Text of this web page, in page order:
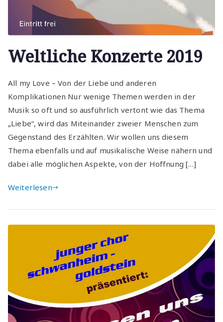
Weltliche Konzerte 2019
All my Love – Von der Liebe und anderen
Komplikationen Nur wenige Themen werden in der
Musik so oft und so ausführlich vertont wie das Thema
„Liebe“, wird das Miteinander zweier Menschen zum
Gegenstand des Erzählten. Wir wollen uns diesem
Thema ebenfalls und auf musikalische Weise nähern und
dabei alle möglichen Aspekte, von der Hoffnung […]
Weiterlesen